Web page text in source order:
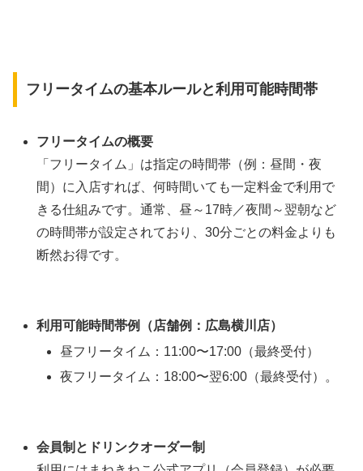
フリータイムの基本ルールと利用可能時間帯
フリータイムの概要
「フリータイム」は指定の時間帯（例：昼間・夜
間）に入店すれば、何時間いても一定料金で利用で
きる仕組みです。通常、昼～17時／夜間～翌朝など
の時間帯が設定されており、30分ごとの料金よりも
断然お得です。
利用可能時間帯例（店舗例：広島横川店）
昼フリータイム：11:00〜17:00（最終受付）
夜フリータイム：18:00〜翌6:00（最終受付）。
会員制とドリンクオーダー制